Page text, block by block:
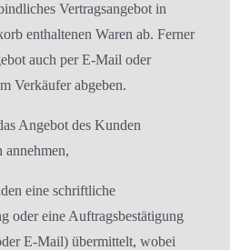
Vertragsangebot in
enthaltenen Waren ab. Ferner
auch per E-Mail oder
Verkäufer abgeben.
Angebot des Kunden
eine schriftliche
oder eine Auftragsbestätigung
E-Mail) übermittelt, wobei